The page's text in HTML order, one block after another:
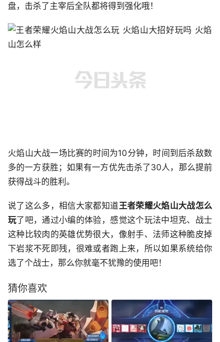
盘，击杀了主宰后全队都将得到强化哦！
火焰山大战一场比赛的时间为10分钟，时间到后杀敌数
多的一方获胜；如果有一方优先击杀了30人，那么提前
获得战斗的胜利。
说了这么多，相信大家都知道王者荣耀火焰山大战怎么
玩了吧，通过小编的体验，感觉这个玩法中坦克、战士
这种比较肉的英雄优势很大，像射手、法师这种脆皮掉
下岩浆不死即残，很难或者跑上来，所以如果系统给你
选了个战士，那么你就毫不犹豫的使用吧！
猜你喜欢